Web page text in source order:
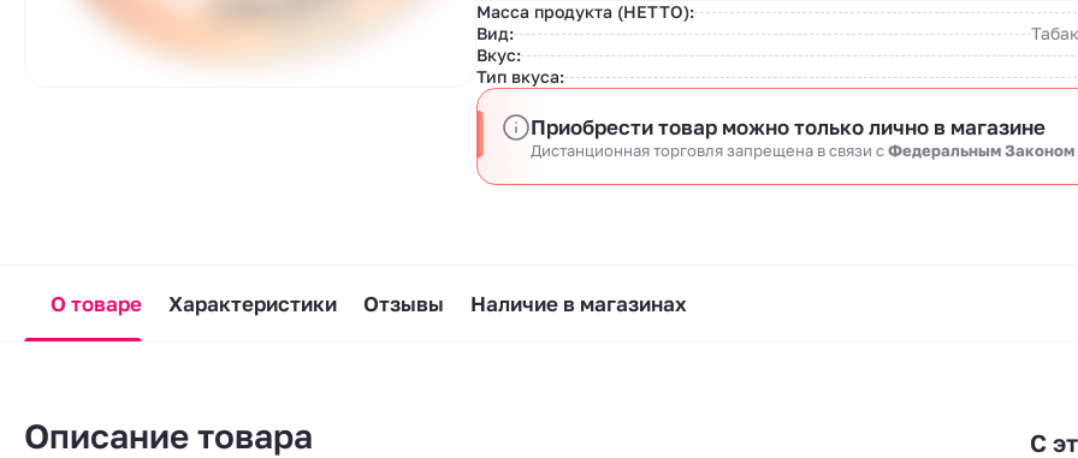
Масса продукта (НЕТТО):
Вид:
Вкус:
Тип вкуса:
Приобрести товар можно только лично в магазине
Дистанционная торговля запрещена в связи cФедеральным
О товаре Характеристики Отзывы Наличие в магазинах
Описание товара С